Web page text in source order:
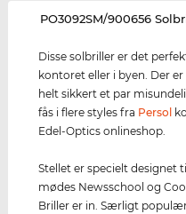
‌PO3092SM/900656
Disse solbriller er det
kontoret eller i byen. Der
helt sikkert et par
fås i flere styles fra Persol
Edel-Optics onlineshop.
Stellet er specielt designet
mødes Newsschool og
Briller er in. Særligt